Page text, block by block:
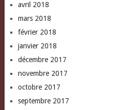
avril 2018
mars 2018
février 2018
janvier 2018
décembre 2017
novembre 2017
octobre 2017
septembre 2017